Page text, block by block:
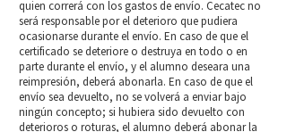
quien correrá con los gastos de envío. Cecatec no
será responsable por el deterioro que pudiera
ocasionarse durante el envío. En caso de que el
certificado se deteriore o destruya en todo o en
parte durante el envío, y el alumno deseara una
reimpresión, deberá abonarla. En caso de que el
envío sea devuelto, no se volverá a enviar bajo
ningún concepto; si hubiera sido devuelto con
deterioros o roturas, el alumno deberá abonar la